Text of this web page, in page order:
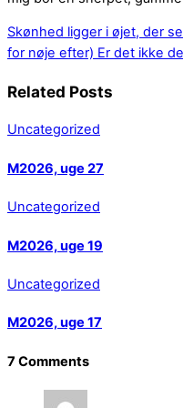
Skønhed ligger i øjet, der
for nøje efter) Er det ikke
Related Posts
Uncategorized
M2026, uge 27
Uncategorized
M2026, uge 19
Uncategorized
M2026, uge 17
7 Comments